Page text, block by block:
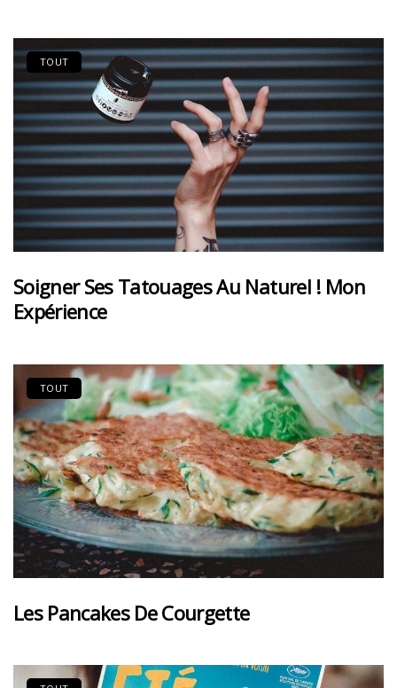
TOUT
Soigner Ses Tatouages Au Naturel ! Mon
Expérience
TOUT
Les Pancakes De Courgette